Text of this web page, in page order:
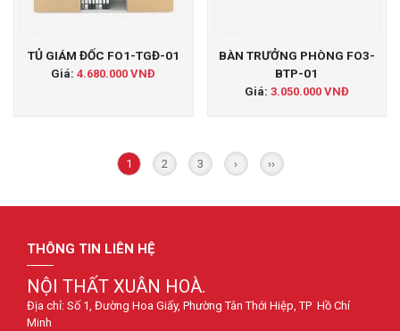
TỦ GIÁM ĐỐC FO1-TGĐ-01
Giá:4.680.000 VNĐ
BÀN TRƯỞNG PHÒNG FO3-
BTP-01
Giá: 3.050.000 VNĐ
1 2 3 › ››
THÔNG TIN LIÊN HỆ
NỘI THẤT XUÂN HOÀ.
Địa chỉ: Số 1, Đường Hoa Giấy, Phường Tân Thới Hiệp, TP Hồ Chí
Minh